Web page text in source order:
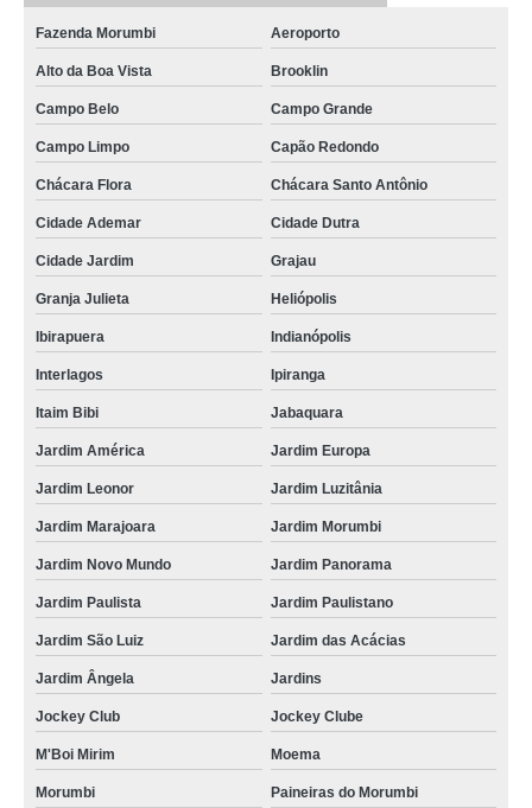
Fazenda Morumbi Aeroporto
Alto da Boa Vista Brooklin
Campo Belo Campo Grande
Campo Limpo Capão Redondo
Chácara Flora Chácara Santo Antônio
Cidade Ademar Cidade Dutra
Cidade Jardim Grajau
Granja Julieta Heliópolis
Ibirapuera Indianópolis
Interlagos Ipiranga
Itaim Bibi Jabaquara
Jardim América Jardim Europa
Jardim Leonor Jardim Luzitânia
Jardim Marajoara Jardim Morumbi
Jardim Novo Mundo Jardim Panorama
Jardim Paulista Jardim Paulistano
Jardim São Luiz Jardim das Acácias
Jardim Ângela Jardins
Jockey Club Jockey Clube
M'Boi Mirim Moema
Morumbi Paineiras do Morumbi